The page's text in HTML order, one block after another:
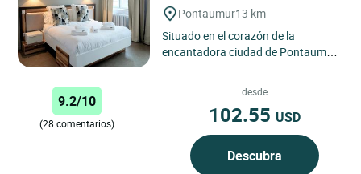
Pontaumur13 km
Situado en el corazón de la
encantadora ciudad de Pontaumur,
9.2/10
(28 comentarios)
desde
102.55 USD
Descubra